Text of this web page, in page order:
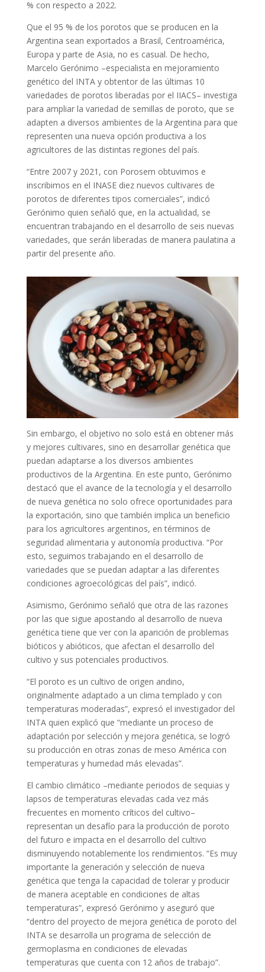
% con respecto a 2022.
Que el 95 % de los porotos que se producen en la
Argentina sean exportados a Brasil, Centroamérica,
Europa y parte de Asia, no es casual. De hecho,
Marcelo Gerónimo –especialista en mejoramiento
genético del INTA y obtentor de las últimas 10
variedades de porotos liberadas por el IIACS– investiga
para ampliar la variedad de semillas de poroto, que se
adapten a diversos ambientes de la Argentina para que
representen una nueva opción productiva a los
agricultores de las distintas regiones del país.
“Entre 2007 y 2021, con Porosem obtuvimos e
inscribimos en el INASE diez nuevos cultivares de
porotos de diferentes tipos comerciales”, indicó
Gerónimo quien señaló que, en la actualidad, se
encuentran trabajando en el desarrollo de seis nuevas
variedades, que serán liberadas de manera paulatina a
partir del presente año.
Sin embargo, el objetivo no solo está en obtener más
y mejores cultivares, sino en desarrollar genética que
puedan adaptarse a los diversos ambientes
productivos de la Argentina. En este punto, Gerónimo
destacó que el avance de la tecnología y el desarrollo
de nueva genética no solo ofrece oportunidades para
la exportación, sino que también implica un beneficio
para los agricultores argentinos, en términos de
seguridad alimentaria y autonomía productiva. “Por
esto, seguimos trabajando en el desarrollo de
variedades que se puedan adaptar a las diferentes
condiciones agroecológicas del país”, indicó.
Asimismo, Gerónimo señaló que otra de las razones
por las que sigue apostando al desarrollo de nueva
genética tiene que ver con la aparición de problemas
bióticos y abióticos, que afectan el desarrollo del
cultivo y sus potenciales productivos.
“El poroto es un cultivo de origen andino,
originalmente adaptado a un clima templado y con
temperaturas moderadas”, expresó el investigador del
INTA quien explicó que “mediante un proceso de
adaptación por selección y mejora genética, se logró
su producción en otras zonas de meso América con
temperaturas y humedad más elevadas”.
El cambio climático –mediante periodos de sequias y
lapsos de temperaturas elevadas cada vez más
frecuentes en momento críticos del cultivo–
representan un desafío para la producción de poroto
del futuro e impacta en el desarrollo del cultivo
disminuyendo notablemente los rendimientos. “Es muy
importante la generación y selección de nueva
genética que tenga la capacidad de tolerar y producir
de manera aceptable en condiciones de altas
temperaturas”, expresó Gerónimo y aseguró que
“dentro del proyecto de mejora genética de poroto del
INTA se desarrolla un programa de selección de
germoplasma en condiciones de elevadas
temperaturas que cuenta con 12 años de trabajo”.